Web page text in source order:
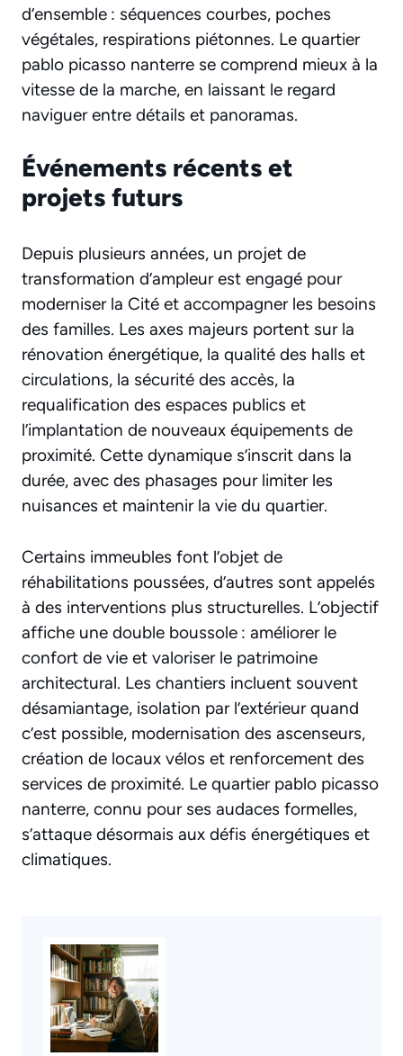
d’ensemble : séquences courbes, poches
végétales, respirations piétonnes. Le quartier
pablo picasso nanterre se comprend mieux à la
vitesse de la marche, en laissant le regard
naviguer entre détails et panoramas.
Événements récents et
projets futurs
Depuis plusieurs années, un projet de
transformation d’ampleur est engagé pour
moderniser la Cité et accompagner les besoins
des familles. Les axes majeurs portent sur la
rénovation énergétique, la qualité des halls et
circulations, la sécurité des accès, la
requalification des espaces publics et
l’implantation de nouveaux équipements de
proximité. Cette dynamique s’inscrit dans la
durée, avec des phasages pour limiter les
nuisances et maintenir la vie du quartier.
Certains immeubles font l’objet de
réhabilitations poussées, d’autres sont appelés
à des interventions plus structurelles. L’objectif
affiche une double boussole : améliorer le
confort de vie et valoriser le patrimoine
architectural. Les chantiers incluent souvent
désamiantage, isolation par l’extérieur quand
c’est possible, modernisation des ascenseurs,
création de locaux vélos et renforcement des
services de proximité. Le quartier pablo picasso
nanterre, connu pour ses audaces formelles,
s’attaque désormais aux défis énergétiques et
climatiques.